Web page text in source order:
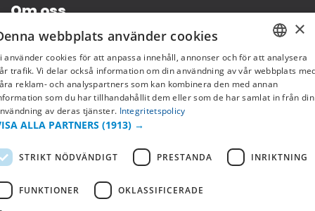
Om oss
Företagsinformation
SWEDISH
FI
×
webbplats använder cookies
använder cookies för att anpassa innehåll, annonser och för att analysera
trafik. Vi delar också information om din användning av vår webbplats
reklam- och analyspartners som kan kombinera den med annan
som du har tillhandahållit dem eller som de har samlat in från din
av deras tjänster. Integritetspolicy
ALLA PARTNERS (1913) →
STRIKT NÖDVÄNDIGT PRESTANDA INRIKTNING
FUNKTIONER OKLASSIFICERADE